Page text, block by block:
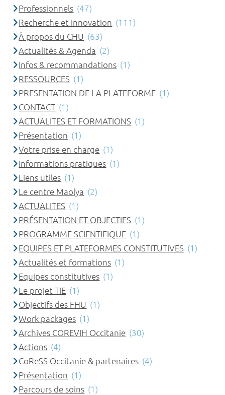
Professionnels (47)
Recherche et innovation (111)
À propos du CHU (63)
Actualités & Agenda (2)
Infos & recommandations (1)
RESSOURCES (1)
PRESENTATION DE LA PLATEFORME (1)
CONTACT (1)
ACTUALITES ET FORMATIONS (1)
Présentation (1)
Votre prise en charge (1)
Informations pratiques (1)
Liens utiles (1)
Le centre Maolya (2)
ACTUALITES (1)
PRÉSENTATION ET OBJECTIFS (1)
PROGRAMME SCIENTIFIQUE (1)
EQUIPES ET PLATEFORMES CONSTITUTIVES (1)
Actualités et formations (1)
Equipes constitutives (1)
Le projet TIE (1)
Objectifs des FHU (1)
Work packages (1)
Archives COREVIH Occitanie (30)
Actions (4)
CoReSS Occitanie & partenaires (4)
Présentation (1)
Parcours de soins (1)